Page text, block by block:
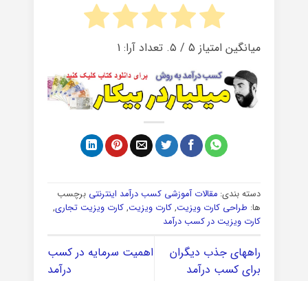
میانگین امتیاز 5/ ۵. تعداد آرا: 1
دسته بندی: مقالات آموزشی کسب درآمد اینترنتی برچسب
ها: طراحی کارت ویزیت, کارت ویزیت, کارت ویزیت تجاری,
کارت ویزیت در کسب درآمد
راههای جذب دیگران
برای کسب درآمد
اهمیت سرمایه در کسب
درآمد